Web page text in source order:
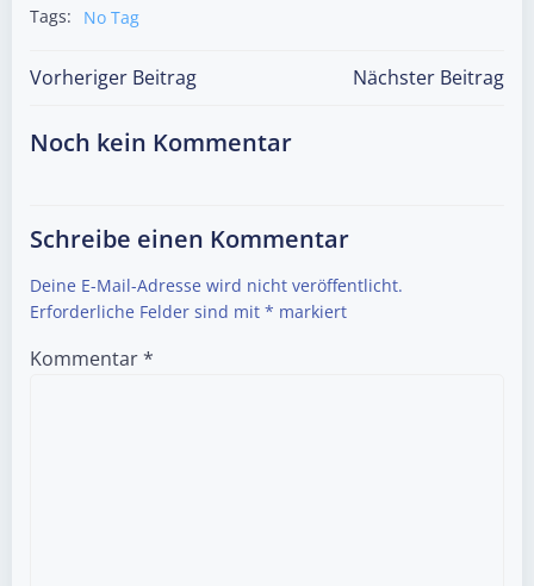
Tags:
No Tag
Post
navigation
Vorheriger Beitrag
Post
navigation
Nächster Beitrag
Noch kein Kommentar
Schreibe einen Kommentar
Deine E-Mail-Adresse wird nicht veröffentlicht.
Erforderliche Felder sind mit * markiert
Kommentar*